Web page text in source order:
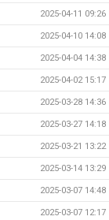
2025-04-11 09:26
2025-04-10 14:08
2025-04-04 14:38
2025-04-02 15:17
2025-03-28 14:36
2025-03-27 14:18
2025-03-21 13:22
2025-03-14 13:29
2025-03-07 14:48
2025-03-07 12:17